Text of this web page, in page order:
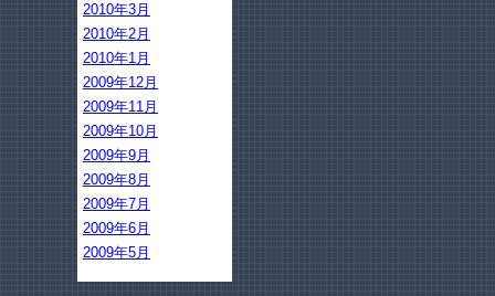
2010年3月
2010年2月
2010年1月
2009年12月
2009年11月
2009年10月
2009年9月
2009年8月
2009年7月
2009年6月
2009年5月